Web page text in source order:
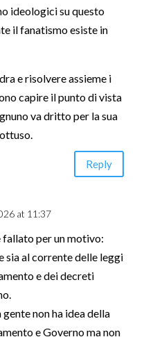
ideologici su questo
il fanatismo esiste in
e risolvere assieme i
capire il punto di vista
va dritto per la sua
Reply
at 11:37
per un motivo:
sia al corrente delle leggi
e dei decreti
non ha idea della
e Governo ma non